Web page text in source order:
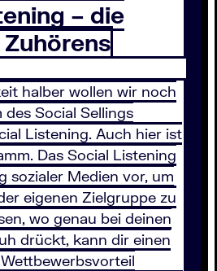
– die
halber wollen wir noch
Social Sellings
Listening. Auch hier ist
Das Social Listening
sozialer Medien vor, um
eigenen Zielgruppe zu
wo genau bei deinen
drückt, kann dir einen